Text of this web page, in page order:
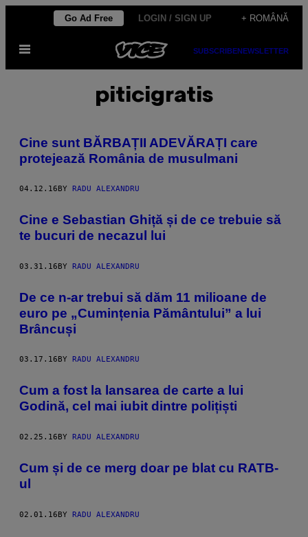
content
Go Ad Free LOGIN / SIGN UP + ROMÂNĂ
Open
SUBSCRIBENEWSLETTER
piticigratis
Cine sunt BĂRBAȚII ADEVĂRAȚI care
protejează România de musulmani
04.12.16 BY RADU ALEXANDRU
Cine e Sebastian Ghiță și de ce trebuie să
te bucuri de necazul lui
03.31.16BY RADU ALEXANDRU
De ce n-ar trebui să dăm 11 milioane de
euro pe „Cumințenia Pământului” a lui
Brâncuși
03.17.16 BY RADU ALEXANDRU
Cum a fost la lansarea de carte a lui
Godină, cel mai iubit dintre polițiști
02.25.16BY RADU ALEXANDRU
Cum și de ce merg doar pe blat cu RATB-
ul
02.01.16BY RADU ALEXANDRU